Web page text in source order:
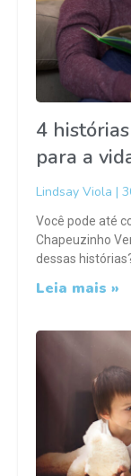
4
para a
Lindsay Viola
Você pode até
Chapeuzinho
dessas
Leia mais »